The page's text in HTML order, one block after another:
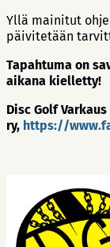
Yllä mainitut
päivitetään
Tapahtuma on
aikana kielletty!
Disc Golf Varkaus
ry, https://